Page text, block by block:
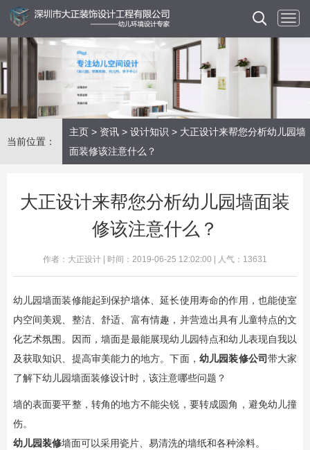
当前位置：
主页 > 资讯 > 设计知识 > 大正设计来帮您分析幼儿园墙
面装修该注意什么？
大正设计来帮您分析幼儿园墙面装
修该注意什么？
作者：大正设计 | 时间：2019-06-25 12:02:00 | 人气：13631
幼儿园墙面装修能起到保护墙体、延长使用寿命的作用，也能使室
内空间美观、整洁、舒适、富有情趣，并营造出具有儿童特点的文
化艺术氛围。因而，墙面是最能展现幼儿园特点和幼儿表现自我以
及获取知识、提高审美能力的地方。下面， 幼儿园装修公司带大家
了解下幼儿园墙面装修设计时，该注意哪些问题？
墙的表面要平整，转角的地方不能尖锐，要转成圆角，避免幼儿撞
伤。
幼儿园装修墙面可以采用瓷片、易清洗的墙纸和各种涂料。